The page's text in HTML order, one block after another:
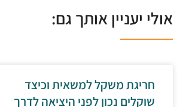
אולי יעניין אותך גם:
חריגת משקל למשאית וכיצד
שוקלים נכון לפני היציאה לדרך